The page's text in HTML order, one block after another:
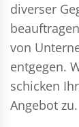
diverser
von
entgegen.
schicken
Angebot zu.